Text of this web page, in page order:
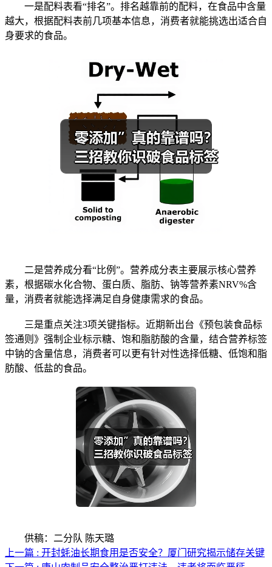
一是配料表看“排名”。排名越靠前的配料，在食品中含量
越大，根据配料表前几项基本信息，消费者就能挑选出适合自
身要求的食品。
二是营养成分看“比例”。营养成分表主要展示核心营养
素，根据碳水化合物、蛋白质、脂肪、钠等营养素NRV%含
量，消费者就能选择满足自身健康需求的食品。
三是重点关注3项关键指标。近期新出台《预包装食品标
签通则》强制企业标示糖、饱和脂肪酸的含量，结合营养标签
中钠的含量信息，消费者可以更有针对性选择低糖、低饱和脂
肪酸、低盐的食品。
供稿：二分队 陈天璐
上一篇 : 开封蚝油长期食用是否安全？厦门研究揭示储存关键